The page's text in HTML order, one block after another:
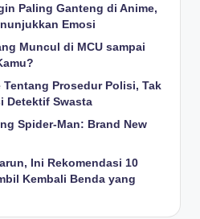
Paling Ganteng di Anime,
Emosi
Muncul di MCU sampai
Tentang Prosedur Polisi, Tak
Detektif Swasta
Spider-Man: Brand New
Ini Rekomendasi 10
Kembali Benda yang